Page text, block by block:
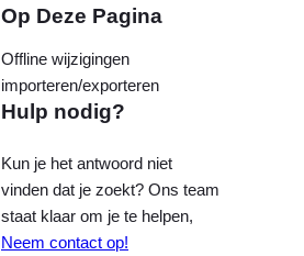
Greek
Op Deze Pagina
Offline wijzigingen
importeren/exporteren
Hulp nodig?
Kun je het antwoord niet
vinden dat je zoekt? Ons team
staat klaar om je te helpen,
Neem contact op!